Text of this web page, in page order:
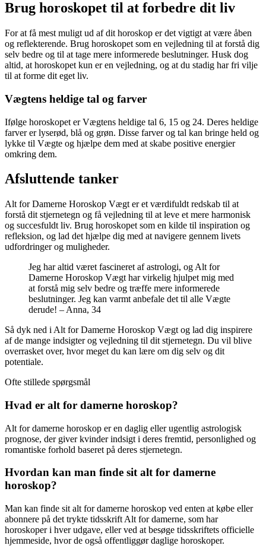
Brug horoskopet til at forbedre dit liv
For at få mest muligt ud af dit horoskop er det vigtigt at være åben
og reflekterende. Brug horoskopet som en vejledning til at forstå dig
selv bedre og til at tage mere informerede beslutninger. Husk dog
altid, at horoskopet kun er en vejledning, og at du stadig har fri vilje
til at forme dit eget liv.
Vægtens heldige tal og farver
Ifølge horoskopet er Vægtens heldige tal 6, 15 og 24. Deres heldige
farver er lyserød, blå og grøn. Disse farver og tal kan bringe held og
lykke til Vægte og hjælpe dem med at skabe positive energier
omkring dem.
Afsluttende tanker
Alt for Damerne Horoskop Vægt er et værdifuldt redskab til at
forstå dit stjernetegn og få vejledning til at leve et mere harmonisk
og succesfuldt liv. Brug horoskopet som en kilde til inspiration og
refleksion, og lad det hjælpe dig med at navigere gennem livets
udfordringer og muligheder.
Jeg har altid været fascineret af astrologi, og Alt for
Damerne Horoskop Vægt har virkelig hjulpet mig med
at forstå mig selv bedre og træffe mere informerede
beslutninger. Jeg kan varmt anbefale det til alle Vægte
derude! – Anna, 34
Så dyk ned i Alt for Damerne Horoskop Vægt og lad dig inspirere
af de mange indsigter og vejledning til dit stjernetegn. Du vil blive
overrasket over, hvor meget du kan lære om dig selv og dit
potentiale.
Ofte stillede spørgsmål
Hvad er alt for damerne horoskop?
Alt for damerne horoskop er en daglig eller ugentlig astrologisk
prognose, der giver kvinder indsigt i deres fremtid, personlighed og
romantiske forhold baseret på deres stjernetegn.
Hvordan kan man finde sit alt for damerne
horoskop?
Man kan finde sit alt for damerne horoskop ved enten at købe eller
abonnere på det trykte tidsskrift Alt for damerne, som har
horoskoper i hver udgave, eller ved at besøge tidsskriftets officielle
hjemmeside, hvor de også offentliggør daglige horoskoper.